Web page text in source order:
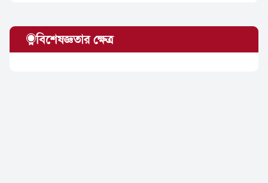
বিশেষজ্ঞতার ক্ষেত্র